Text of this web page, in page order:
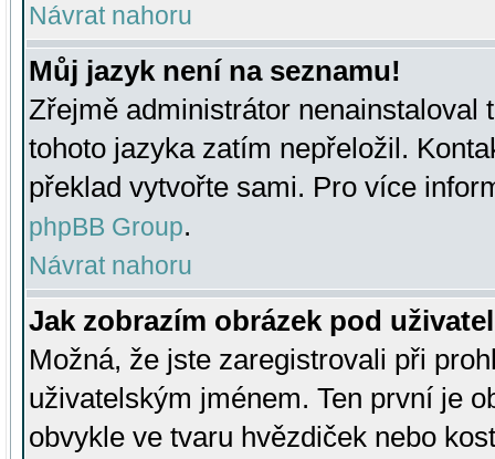
Návrat nahoru
Můj jazyk není na seznamu!
Zřejmě administrátor nenainstaloval
tohoto jazyka zatím nepřeložil.
překlad vytvořte sami. Pro více
phpBB Group.
Návrat nahoru
Jak zobrazím obrázek pod
Možná, že jste zaregistrovali při
uživatelským jménem. Ten první je
obvykle ve tvaru hvězdiček nebo